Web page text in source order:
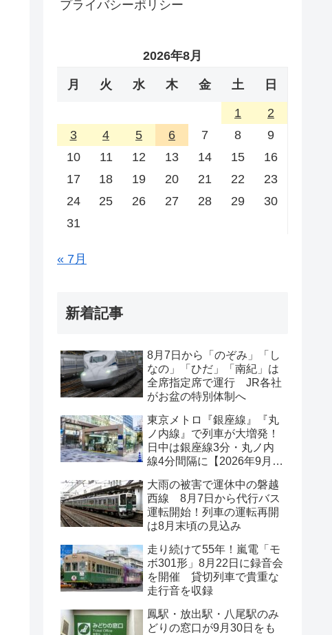
プライバシーポリシー
2026年8月
月 火 水 木 金 土 日
1
2
3
4 5 6 7 8
9
10
11 12 13 14 15
16
17
18 19 20 21 22
23
24
25 26 27 28 29
30
31
« 7月
新着記事
8月7日から「のぞみ」「し
なの」「ひだ」「南紀」は
全席指定席で運行 JR各社
がお盆の特別体制へ
東京メトロ『銀座線』『丸
ノ内線』で列車が大増発！
日中は銀座線3分・丸ノ内
線4分間隔に【2026年9月19
大雨の被害で運休中の磐越
西線 8月7日から代行バス
運転開始！列車の運転再開
は8月末頃の見込み
走り続けて55年！嵐電「モ
ボ301形」8月22日に録音会
を開催 貸切列車で貴重な
走行音を収録
鳳駅・放出駅・八尾駅のみ
どりの窓口が9月30日をも